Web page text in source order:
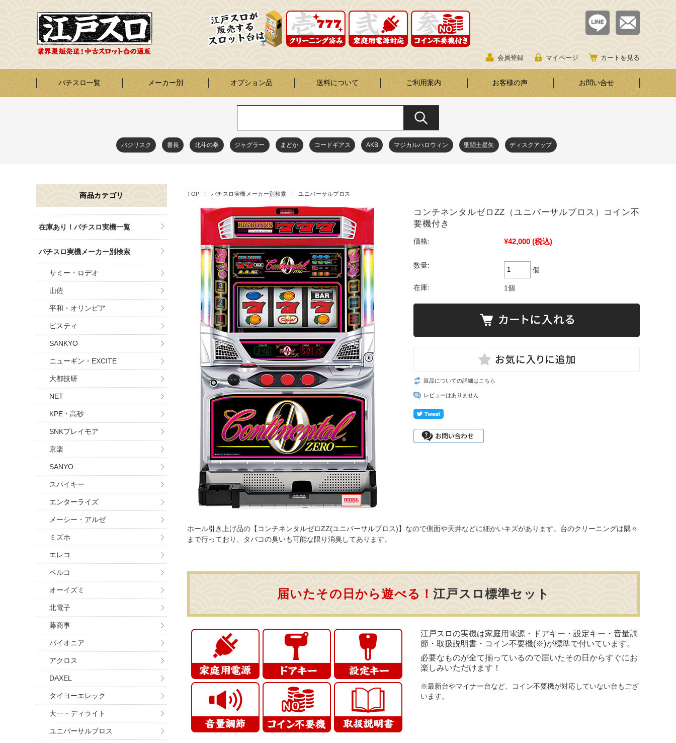
会員登録 マイページ カートを見る
パチスロ一覧 メーカー別 オプション品 送料について ご利用案内 お客様の声 お問い合せ
バジリスク 番長 北斗の拳 ジャグラー まどか コードギアス AKB マジカルハロウィン 聖闘士星矢 ディスクアップ
TOP パチスロ実機メーカー別検索 ユニバーサルブロス
コンチネンタルゼロZZ（ユニバーサルブロス）コイン不
要機付き
価格: ¥42,000 (税込)
数量:
個
在庫: 1個
返品についての詳細はこちら
レビューはありません
ホール引き上げ品の【コンチネンタルゼロZZ(ユニバーサルブロス)】なので側面や天井などに細かいキズがあります。台のクリーニングは隅々
まで行っており、タバコの臭いも可能な限り消臭してあります。
届いたその日から遊べる！江戸スロ標準セット
江戸スロの実機は家庭用電源・ドアキー・設定キー・音量調
節・取扱説明書・コイン不要機(※)が標準で付いています。
必要なものが全て揃っているので届いたその日からすぐにお
楽しみいただけます！
※最新台やマイナー台など、コイン不要機が対応していない台もござ
います。
商品カテゴリ
在庫あり！パチスロ実機一覧
パチスロ実機メーカー別検索
サミー・ロデオ
山佐
平和・オリンピア
ビスティ
SANKYO
ニューギン・EXCITE
大都技研
NET
KPE・高砂
SNKプレイモア
京楽
SANYO
スパイキー
エンターライズ
メーシー・アルゼ
ミズホ
エレコ
ベルコ
オーイズミ
北電子
藤商事
パイオニア
アクロス
DAXEL
タイヨーエレック
大一・ディライト
ユニバーサルブロス